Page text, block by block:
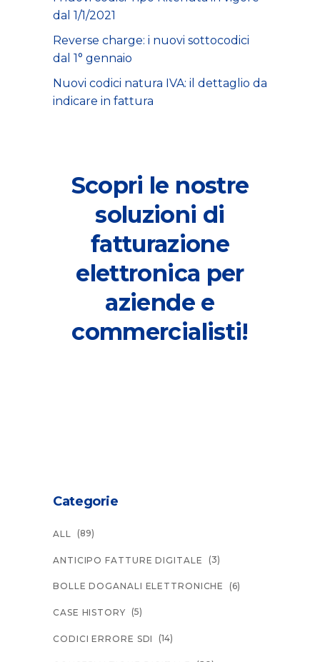
dal 1/1/2021
Reverse charge: i nuovi sottocodici
dal 1° gennaio
Nuovi codici natura IVA: il dettaglio da
indicare in fattura
Scopri le nostre
soluzioni di
fatturazione
elettronica per
aziendee
commercialisti!
Categorie
ALL (89)
ANTICIPO FATTURE DIGITALE (3)
BOLLE DOGANALI ELETTRONICHE (6)
CASE HISTORY (5)
CODICI ERRORE SDI (14)